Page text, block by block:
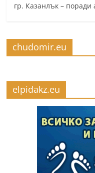
гр. Казанлък – поради
chudomir.eu
elpidakz.eu